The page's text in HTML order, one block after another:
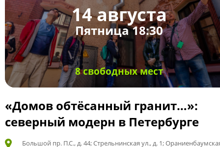
14 августа
Пятница 18:30
8 свободных мест
«Домов обтёсанный гранит…»:
северный модерн в Петербурге
Большой пр. П.С., д. 44; Стрельнинская ул., д. 1;